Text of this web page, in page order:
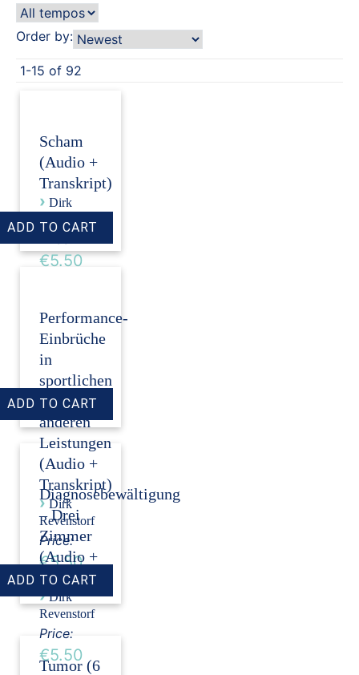
Order by:
1-15 of 92
Scham
(Audio +
Transkript)
› Dirk
Revenstorf
€5.50
Performance-
Einbrüche
in
sportlichen
und
anderen
Leistungen
(Audio +
Transkript)
› Dirk
Revenstorf
Price:
€5.50
Diagnosebewältigung
– Drei
Zimmer
(Audio +
Transkript)
› Dirk
Revenstorf
Price:
€5.50
Tumor (6